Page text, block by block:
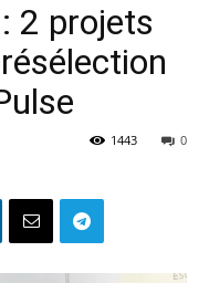
2 projets
0
1443